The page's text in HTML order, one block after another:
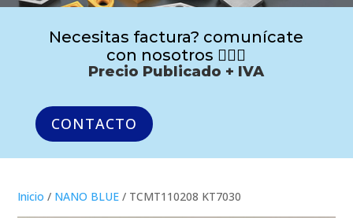
Necesitas factura? comunícate
con nosotros 🙋🏻‍♂️
Precio Publicado + IVA
CONTACTO
Inicio / NANO BLUE / TCMT110208 KT7030